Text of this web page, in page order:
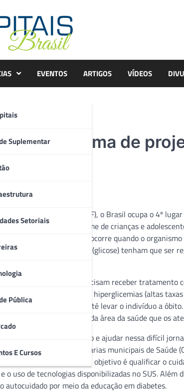
Suplementar
Setoriais
Pública
E Cursos
EVENTOS ARTIGOS VÍDEOS
tipo 1 é tema de
Diabetes Federation
(IDF), o Brasil ocupa o 4º
o assunto é o volume de crianças e
diabetes mellitus tipo 1 ocorre quando o
de açúcar no sangue (glicose) tenham que ser
físicos regulares.
crônica, os pacientes precisam receber
de glicose no sangue: as hiperglicemias (altas
causar outras doenças e até levar o indivíduo a
familiares e profissionais da área da saúde que os
por conhecimento e ajudar nessa difícil
Nacional de Secretarias municipais de Saúde
Social (IPADS). Seu objetivo é qualificar o
o uso de tecnologias disponibilizadas no SUS. Além
autocuidado por meio da educação em diabetes.